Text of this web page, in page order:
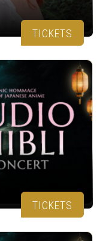
TICKETS
TICKETS